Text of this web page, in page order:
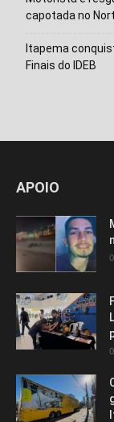
capotada no
Itapema
Finais do IDEB
APOIO